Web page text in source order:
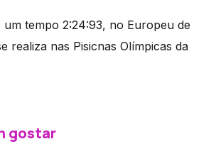
um tempo 2:24:93, no Europeu de
realiza nas Pisicnas Olímpicas da
gostar